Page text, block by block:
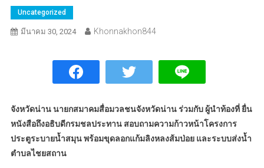
Uncategorized
มีนาคม 30, 2024 Khonnakhon844
จังหวัดน่าน นายกสมาคมสื่อมวลชนจังหวัดน่าน ร่วมกับ ผู้นำท้องที่ ยื่น
หนังสือถึงอธิบดีกรมชลประทาน สอบถามความก้าวหน้าโครงการ
ประตูระบายน้ำสมุน พร้อมขุดลอกแก้มลิงหลงส้มป่อย และระบบส่งน้ำ
ตำบลไชยสถาน